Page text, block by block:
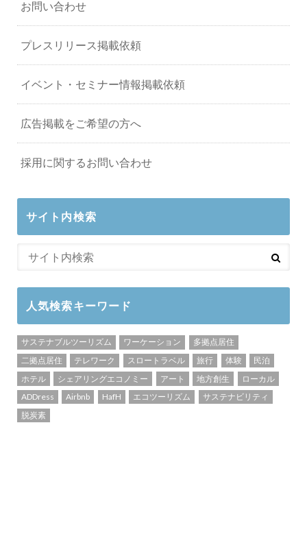
お問い合わせ
プレスリリース掲載依頼
イベント・セミナー情報掲載依頼
広告掲載をご希望の方へ
採用に関するお問い合わせ
サイト内検索
人気検索キーワード
サステナブルツーリズム ワーケーション
多拠点居住
二拠点居住
テレワーク スロートラベル 旅行 体験
民泊
ホテル
シェアリングエコノミー アート 地方創生
ローカル
ADDress
Airbnb HafH エコツーリズム
サステナビリティ
脱炭素